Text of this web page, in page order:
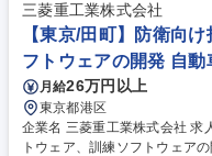
三菱重工業株式会社
【東京/田町】防衛向
フトウェアの開発 自
月給26万円以上
東京都港区
企業名 三菱重工業株式会社 求人名 ■【東京/田町】防衛向け指揮統制ソフ
トウェア、訓練ソフトウェアの開発 仕事の内容 ■自衛隊の各隊